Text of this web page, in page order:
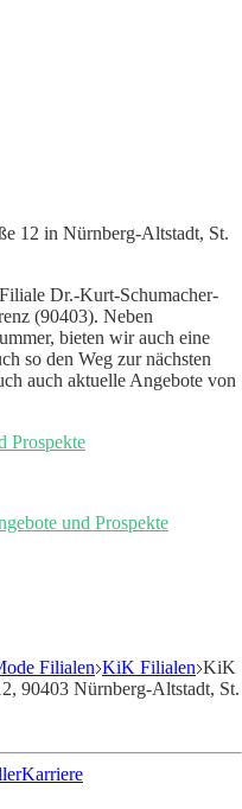
12 in Nürnberg-Altstadt, St.
Dr.-Kurt-Schumacher-
(90403). Neben
bieten wir auch eine
so den Weg zur nächsten
auch aktuelle Angebote von
Prospekte
und Prospekte
Filialen KiK Filialen KiK
90403 Nürnberg-Altstadt, St.
Karriere